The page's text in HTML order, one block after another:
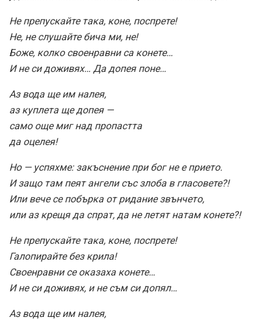
Не препускайте така, коне, поспрете!
Не, не слушайте бича ми, не!
Боже, колко своенравни са конете…
И не си доживях… Да допея поне…
Аз вода ще им налея,
аз куплета ще допея —
само още миг над пропастта
да оцелея!
Но — успяхме: закъснение при бог не е прието.
И защо там пеят ангели със злоба в гласовете?!
Или вече се побърка от ридание звънчето,
или аз крещя да спрат, да не летят натам конете?!
Не препускайте така, коне, поспрете!
Галопирайте без крила!
Своенравни се оказаха конете…
И не си доживях, и не съм си допял…
Аз вода ще им налея,